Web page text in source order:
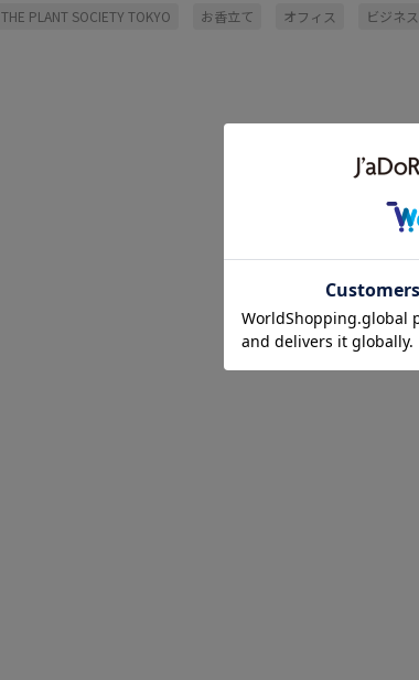
THE PLANT SOCIETY TOKYO お香立て オフィス ビジネス